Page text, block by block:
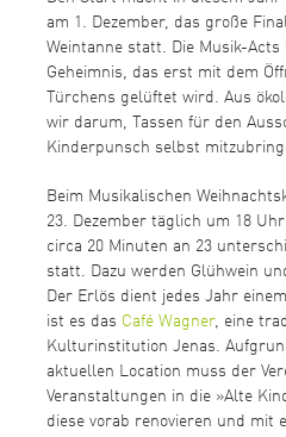
am 1. Dezember, das große
Weintanne statt. Die Musik-
Geheimnis, das erst mit dem
Türchens gelüftet wird. Aus
wir darum, Tassen für den
Kinderpunsch selbst
Beim Musikalischen
23. Dezember täglich um 18
circa 20 Minuten an 23
statt. Dazu werden Glühwein
Der Erlös dient jedes Jahr
ist es das Café Wagner, eine
Kulturinstitution Jenas.
aktuellen Location muss der
Veranstaltungen in die »Alte
diese vorab renovieren und